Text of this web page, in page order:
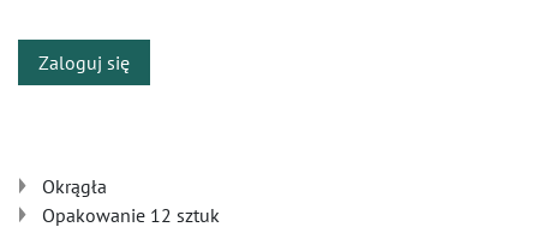
Zaloguj się
Okrągła
Opakowanie 12 sztuk